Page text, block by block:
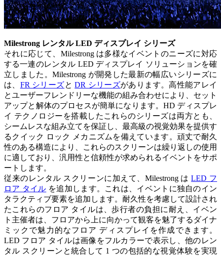
Milestrong レンタル LED ディスプレイ シリーズ
それに応じて、Milestrong は多様なイベントのニーズに対応
する一連のレンタル LED ディスプレイ ソリューションを確
立しました。Milestrong が開発した最新の幅広いシリーズに
は、 FR シリーズとDR シリーズがあります。高性能アレイ
とユーザーフレンドリーな機能の組み合わせにより、セット
アップと解体のプロセスが簡単になります。HD ディスプレ
イ テクノロジーを搭載したこれらのシリーズは両方とも、
シームレスな組み立てを保証し、最高級の視覚効果を提供す
るクイック ロック メカニズムを備えています。頑丈で耐久
性のある構造により、これらのスクリーンは繰り返しの使用
に適しており、汎用性と信頼性が求められるイベントをサポ
ートします。
従来のレンタル スクリーンに加えて、Milestrong はLED フ
ロア タイル を追加します。これは、イベントに独自のイン
タラクティブ要素を追加します。耐久性を考慮して設計され
たこれらのフロア タイルは、歩行者の負担に耐え、イベン
ト主催者は、フロアから上に向かって観客を魅了するダイナ
ミックで魅力的なフロア ディスプレイを作成できます。
LED フロア タイルは画像をフルカラーで表示し、他のレン
タル スクリーンと統合して 1 つの包括的な視覚体験を実現